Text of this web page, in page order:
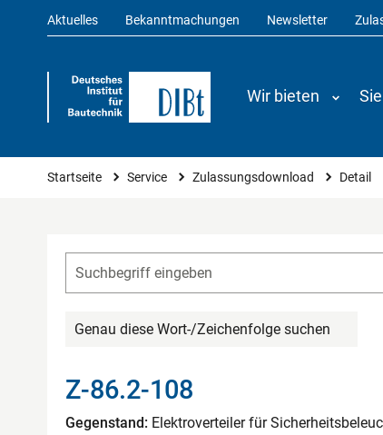
Aktuelles Bekanntmachungen Newsletter
Wir bieten
Sie sind hier
Startseite Service Zulassungsdownload Detail
Genau diese Wort-/Zeichenfolge suchen
Z-86.2-108
Gegenstand: Elektroverteiler für